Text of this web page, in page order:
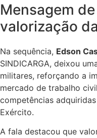
Mensagem
valorização
Na sequência, Edson
SINDICARGA, deixou
militares, reforçando a
mercado de trabalho
competências
Exército.
A fala destacou que